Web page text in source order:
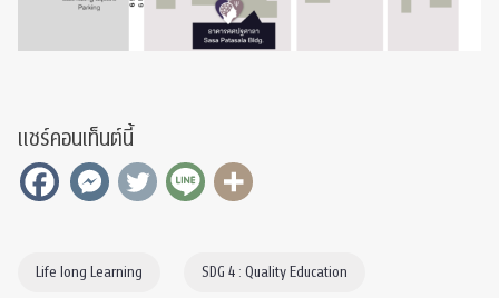
แชร์คอนเท็นต์นี้
Life long Learning SDG 4 : Quality Education